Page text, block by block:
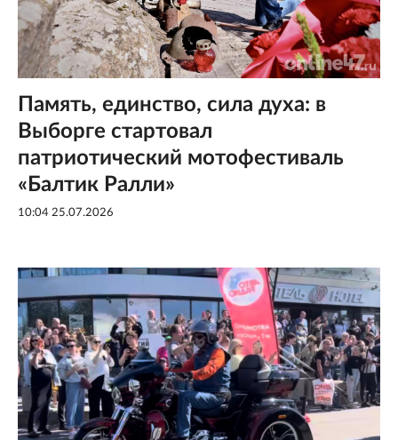
Память, единство, сила духа: в
Выборге стартовал
патриотический мотофестиваль
«Балтик Ралли»
10:04 25.07.2026